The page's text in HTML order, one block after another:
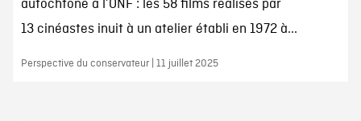
autochtone à l’ONF : les 58 films réalisés par
13 cinéastes inuit à un atelier établi en 1972 à...
Perspective du conservateur | 11 juillet 2025